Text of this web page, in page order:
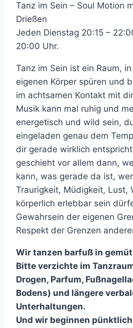
Tanz im Sein – Soul Motion
Drießen
Jeden Dienstag 20:15 –
20:00 Uhr.
Tanz im Sein ist ein Raum,
eigenen Körper spüren und
im achtsamen Kontakt mit
Musik kann mal ruhig und
energetisch und wild sein,
eingeladen genau dem
dir gerade wirklich
geschieht vor allem dann,
kann, was gerade da ist,
Traurigkeit, Müdigkeit, Lust,
körperlich erlebbar sein
Gewahrsein der eigenen
Respekt der Grenzen
Wir tanzen barfuß in
Bitte verzichte im
Drogen, Parfum,
Bodens) und längere
Unterhaltungen.
Und wir beginnen